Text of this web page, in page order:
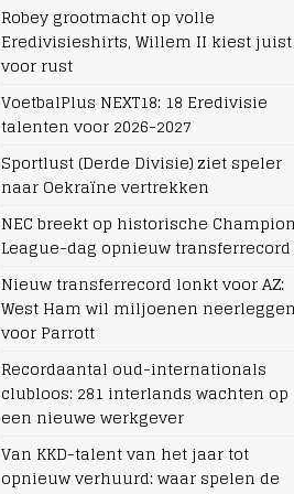
Robey grootmacht op volle
Eredivisieshirts, Willem II kiest juist
voor rust
VoetbalPlus NEXT18: 18 Eredivisie
talenten voor 2026-2027
Sportlust (Derde Divisie) ziet speler
naar Oekraïne vertrekken
NEC breekt op historische
League-dag opnieuw transferrecord
Nieuw transferrecord lonkt voor AZ:
West Ham wil miljoenen
voor Parrott
Recordaantal oud-internationals
clubloos: 281 interlands wachten op
een nieuwe werkgever
Van KKD-talent van het jaar tot
opnieuw verhuurd: waar spelen de